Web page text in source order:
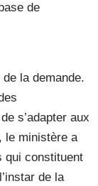
de
la demande.
s’adapter aux
le ministère a
qui constituent
de la